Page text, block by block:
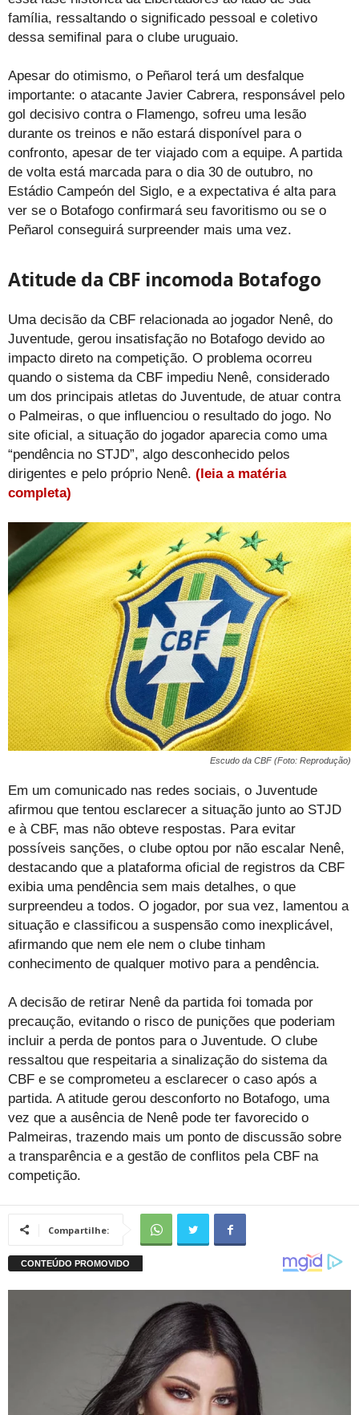
família, ressaltando o significado pessoal e coletivo
dessa semifinal para o clube uruguaio.
Apesar do otimismo, o Peñarol terá um desfalque
importante: o atacante Javier Cabrera, responsável pelo
gol decisivo contra o Flamengo, sofreu uma lesão
durante os treinos e não estará disponível para o
confronto, apesar de ter viajado com a equipe. A partida
de volta está marcada para o dia 30 de outubro, no
Estádio Campeón del Siglo, e a expectativa é alta para
ver se o Botafogo confirmará seu favoritismo ou se o
Peñarol conseguirá surpreender mais uma vez.
Atitude da CBF incomoda Botafogo
Uma decisão da CBF relacionada ao jogador Nenê, do
Juventude, gerou insatisfação no Botafogo devido ao
impacto direto na competição. O problema ocorreu
quando o sistema da CBF impediu Nenê, considerado
um dos principais atletas do Juventude, de atuar contra
o Palmeiras, o que influenciou o resultado do jogo. No
site oficial, a situação do jogador aparecia como uma
“pendência no STJD”, algo desconhecido pelos
dirigentes e pelo próprio Nenê. (leia a matéria
completa)
Escudo da CBF (Foto: Reprodução)
Em um comunicado nas redes sociais, o Juventude
afirmou que tentou esclarecer a situação junto ao STJD
e à CBF, mas não obteve respostas. Para evitar
possíveis sanções, o clube optou por não escalar Nenê,
destacando que a plataforma oficial de registros da CBF
exibia uma pendência sem mais detalhes, o que
surpreendeu a todos. O jogador, por sua vez, lamentou a
situação e classificou a suspensão como inexplicável,
afirmando que nem ele nem o clube tinham
conhecimento de qualquer motivo para a pendência.
A decisão de retirar Nenê da partida foi tomada por
precaução, evitando o risco de punições que poderiam
incluir a perda de pontos para o Juventude. O clube
ressaltou que respeitaria a sinalização do sistema da
CBF e se comprometeu a esclarecer o caso após a
partida. A atitude gerou desconforto no Botafogo, uma
vez que a ausência de Nenê pode ter favorecido o
Palmeiras, trazendo mais um ponto de discussão sobre
a transparência e a gestão de conflitos pela CBF na
competição.
Compartilhe: